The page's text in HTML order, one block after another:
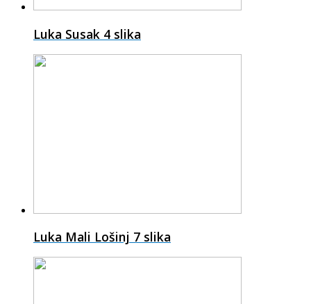
Luka Susak 4 slika
Luka Mali Lošinj 7 slika